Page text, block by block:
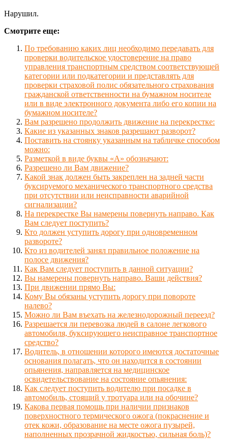
Нарушил.
Смотрите еще:
По требованию каких лиц необходимо передавать для
проверки водительское удостоверение на право
управления транспортным средством соответствующей
категории или подкатегории и представлять для
проверки страховой полис обязательного страхования
гражданской ответственности на бумажном носителе
или в виде электронного документа либо его копии на
бумажном носителе?
Вам разрешено продолжить движение на перекрестке:
Какие из указанных знаков разрешают разворот?
Поставить на стоянку указанным на табличке способом
можно:
Разметкой в виде буквы «А» обозначают:
Разрешено ли Вам движение?
Какой знак должен быть закреплен на задней части
буксируемого механического транспортного средства
при отсутствии или неисправности аварийной
сигнализации?
На перекрестке Вы намерены повернуть направо. Как
Вам следует поступить?
Кто должен уступить дорогу при одновременном
развороте?
Кто из водителей занял правильное положение на
полосе движения?
Как Вам следует поступить в данной ситуации?
Вы намерены повернуть направо. Ваши действия?
При движении прямо Вы:
Кому Вы обязаны уступить дорогу при повороте
налево?
Можно ли Вам въехать на железнодорожный переезд?
Разрешается ли перевозка людей в салоне легкового
автомобиля, буксирующего неисправное транспортное
средство?
Водитель, в отношении которого имеются достаточные
основания полагать, что он находится в состоянии
опьянения, направляется на медицинское
освидетельствование на состояние опьянения:
Как следует поступить водителю при посадке в
автомобиль, стоящий у тротуара или на обочине?
Какова первая помощь при наличии признаков
поверхностного термического ожога (покраснение и
отек кожи, образование на месте ожога пузырей,
наполненных прозрачной жидкостью, сильная боль)?